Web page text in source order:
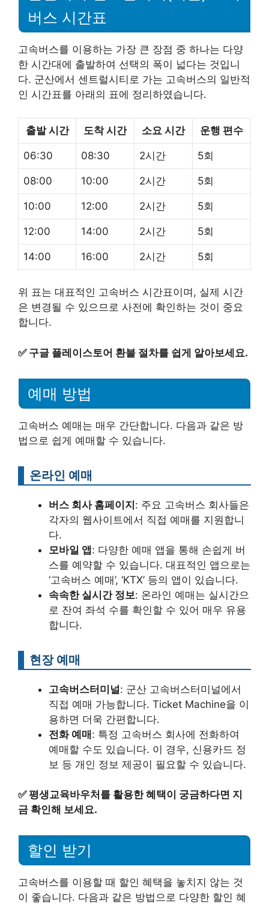
버스 시간표
고속버스를 이용하는 가장 큰 장점 중 하나는 다양
한 시간대에 출발하여 선택의 폭이 넓다는 것입니
다. 군산에서 센트럴시티로 가는 고속버스의 일반적
인 시간표를 아래의 표에 정리하였습니다.
출발 시간 도착 시간 소요 시간 운행 편수
06:30 08:30 2시간 5회
08:00 10:00 2시간 5회
10:00 12:00 2시간 5회
12:00 14:00 2시간 5회
14:00 16:00 2시간 5회
위 표는 대표적인 고속버스 시간표이며, 실제 시간
은 변경될 수 있으므로 사전에 확인하는 것이 중요
합니다.
✅ 구글 플레이스토어 환불 절차를 쉽게 알아보세요.
예매 방법
고속버스 예매는 매우 간단합니다. 다음과 같은 방
법으로 쉽게 예매할 수 있습니다.
온라인 예매
버스 회사 홈페이지: 주요 고속버스 회사들은
각자의 웹사이트에서 직접 예매를 지원합니
다.
모바일 앱: 다양한 예매 앱을 통해 손쉽게 버
스를 예약할 수 있습니다. 대표적인 앱으로는
‘고속버스 예매’, ‘KTX’ 등의 앱이 있습니다.
속속한 실시간 정보: 온라인 예매는 실시간으
로 잔여 좌석 수를 확인할 수 있어 매우 유용
합니다.
현장 예매
고속버스터미널: 군산 고속버스터미널에서
직접 예매 가능합니다. Ticket Machine을 이
용하면 더욱 간편합니다.
전화 예매: 특정 고속버스 회사에 전화하여
예매할 수도 있습니다. 이 경우, 신용카드 정
보 등 개인 정보 제공이 필요할 수 있습니다.
✅평생교육바우처를 활용한 혜택이 궁금하다면 지
금 확인해 보세요.
할인 받기
고속버스를 이용할 때 할인 혜택을 놓치지 않는 것
이 좋습니다. 다음과 같은 방법으로 다양한 할인 혜